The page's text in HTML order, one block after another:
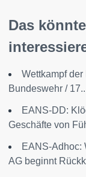
Das
Wettkampf
Bundeswehr /
EANS-DD:
Geschäfte von
EANS-Adhoc:
AG beginnt